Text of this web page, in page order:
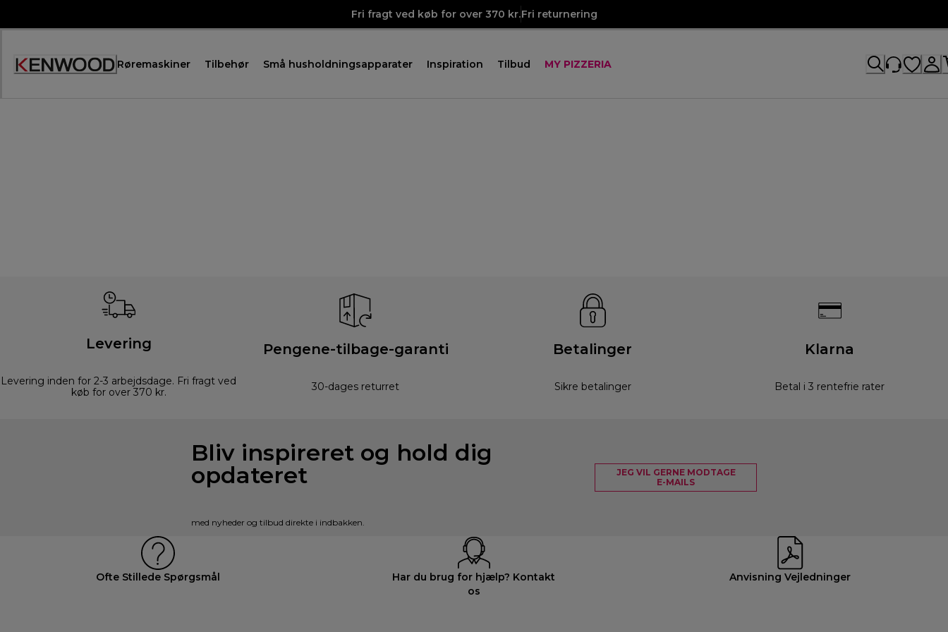
Fri fragt ved køb for over 370 kr.Fri returnering
Røremaskiner Tilbehør Små husholdningsapparater Inspiration Tilbud MY PIZZERIA
Levering
Levering inden for 2-3 arbejdsdage. Fri fragt ved
køb for over 370 kr.
Pengene-tilbage-garanti
30-dages returret
Betalinger
Sikre betalinger
Klarna
Betal i 3 rentefrie rater
Bliv inspireret og hold dig
opdateret
med nyheder og tilbud direkte i indbakken.
JEG VIL GERNE MODTAGE
E-MAILS
Ofte Stillede Spørgsmål
Har du brug for hjælp? Kontakt
os
Anvisning Vejledninger